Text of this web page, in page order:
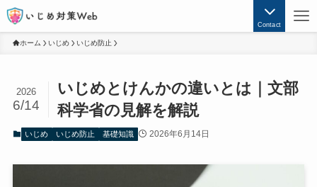
Contact
ホーム いじめ いじめ防止
いじめとけんかの違いとは｜文部
科学省の見解を解説
2026
6/14
いじめ いじめ防止 基礎知識 2026年6月14日